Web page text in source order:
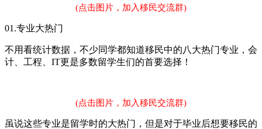
(点击图片，加入移民交流群)
01.专业大热门
不用看统计数据，不少同学都知道移民中的八大热门专业，会
计、工程、IT更是多数留学生们的首要选择！
(点击图片，加入移民交流群)
虽说这些专业是留学时的大热门，但是对于毕业后想要移民的